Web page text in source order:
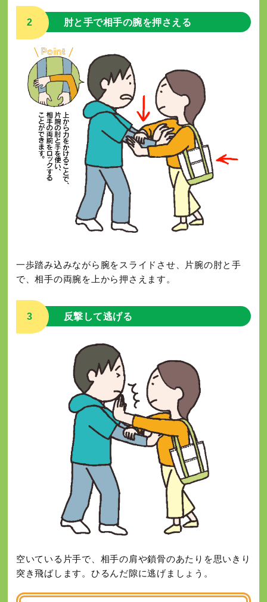
2 肘と手で相手の腕を押さえる
一歩踏み込みながら腕をスライドさせ、片腕の肘と手
で、相手の両腕を上から押さえます。
3 反撃して逃げる
空いている片手で、相手の肩や鎖骨のあたりを思いきり
突き飛ばします。ひるんだ隙に逃げましょう。